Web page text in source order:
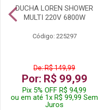
DUCHA LOREN SHOWER
MULTI 220V 6800W
Código: 225297
De: R$ 149,99
Por: R$ 99,99
Pix 5% OFF R$ 94,99
ou em até 1x R$ 99,99 Sem
Juros